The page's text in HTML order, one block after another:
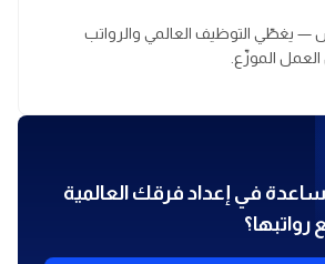
يغطّي التوظيف العالمي والرواتب
الموزّع.
في إعداد فرقك العالمية